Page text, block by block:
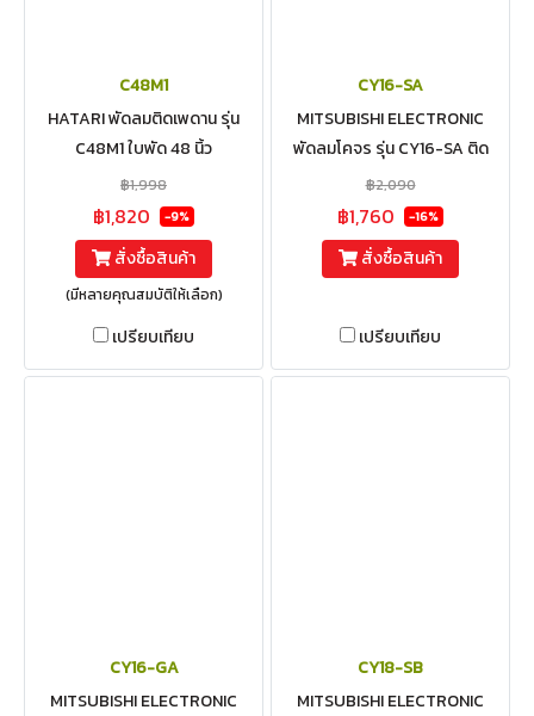
C48M1
HATARI พัดลมติดเพดาน รุ่น
C48M1 ใบพัด 48 นิ้ว
฿1,998
฿1,820 -9%
สั่งซื้อสินค้า
(มีหลายคุณสมบัติให้เลือก)
เปรียบเทียบ
CY16-SA
MITSUBISHI ELECTRONIC
พัดลมโคจร รุ่น CY16-SA ติด
เพดาน ควบคุมส่าย ใบพัด 16 นิ้ว
฿2,090
฿1,760 -16%
สั่งซื้อสินค้า
เปรียบเทียบ
CY16-GA
MITSUBISHI ELECTRONIC
CY18-SB
MITSUBISHI ELECTRONIC